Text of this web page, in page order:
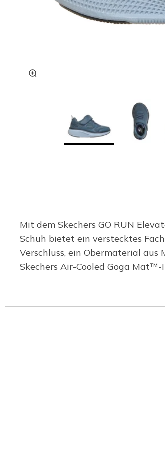
Mit dem Skechers GO RUN
Schuh bietet ein verstecktes
Verschluss, ein Obermaterial
Skechers Air-Cooled Goga Mat™-